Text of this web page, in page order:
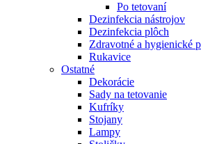
Po tetovaní
Dezinfekcia nástrojov
Dezinfekcia plôch
Zdravotné a hygienické
Rukavice
Ostatné
Dekorácie
Sady na tetovanie
Kufríky
Stojany
Lampy